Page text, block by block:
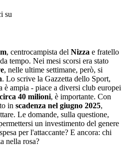
su
, centrocampista del Nizza e fratello
tempo. Nei mesi scorsi era stato
, nelle ultime settimane, però, si
. Lo scrive la Gazzetta dello Sport,
è ampia - piace a diversi club europei
circa 40 milioni, è importante. Con
in scadenza nel giugno 2025,
Le domande, sulla questione,
un investimento del genere
per l'attaccante? E ancora: chi
nella rosa?